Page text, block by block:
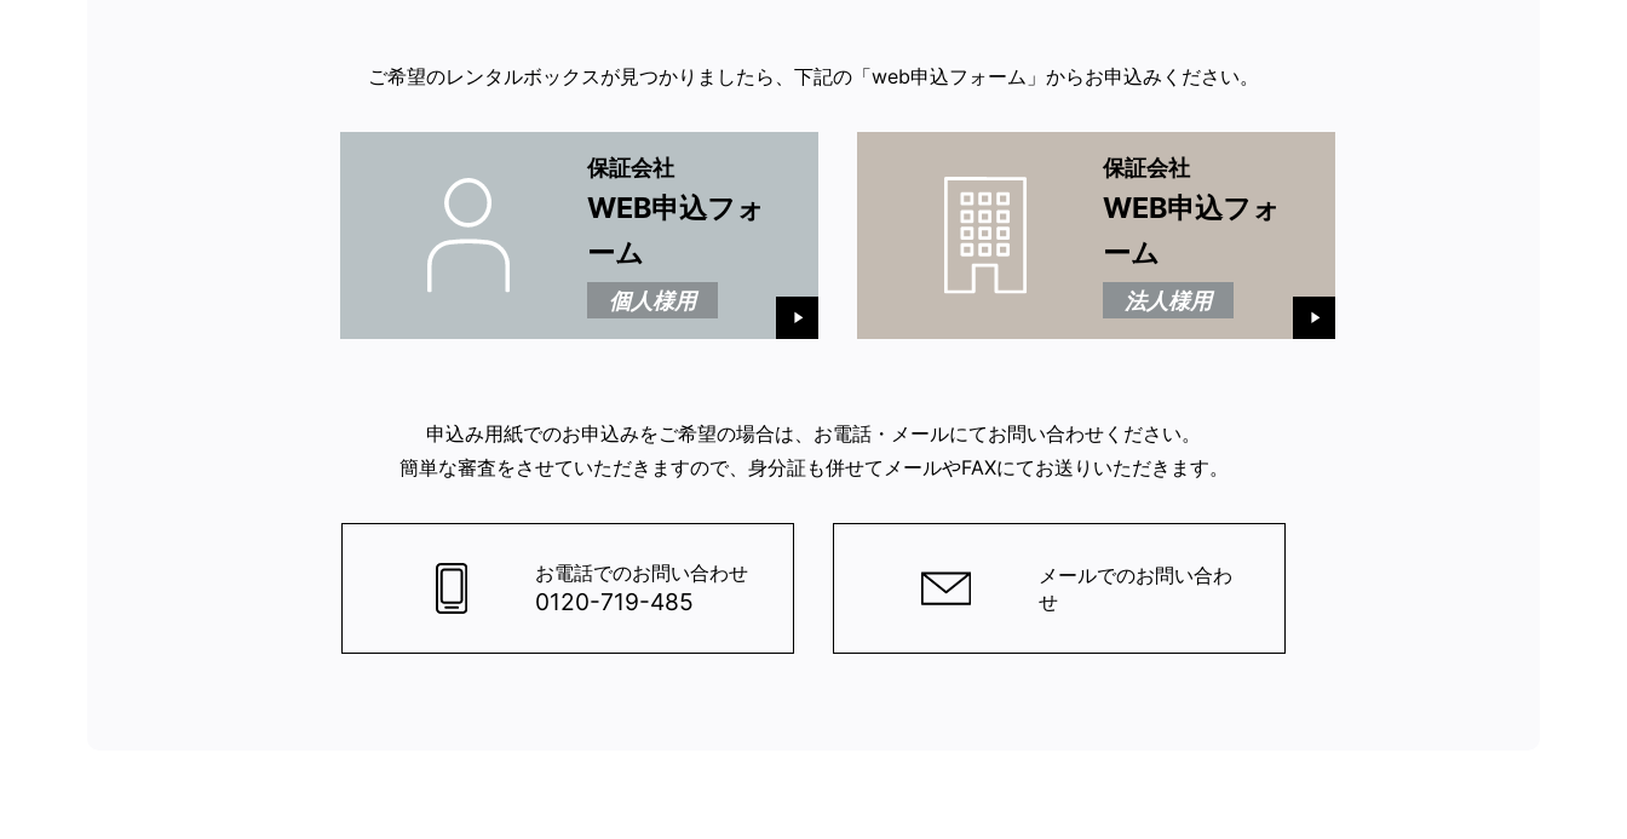
ご希望のレンタルボックスが見つかりましたら、下記の「web申込フォーム」からお申込みください。
保証会社
WEB申込フォ
ーム
個人様用
保証会社
WEB申込フォ
ーム
法人様用
申込み用紙でのお申込みをご希望の場合は、お電話・メールにてお問い合わせください。
簡単な審査をさせていただきますので、身分証も併せてメールやFAXにてお送りいただきます。
お電話でのお問い合わせ
0120-719-485
メールでのお問い合わ
せ